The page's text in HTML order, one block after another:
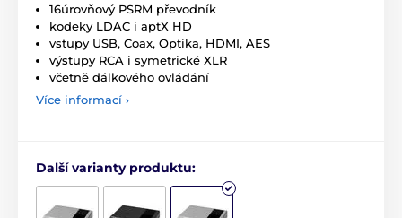
16úrovňový PSRM převodník
kodeky LDAC i aptX HD
vstupy USB, Coax, Optika, HDMI, AES
výstupy RCA i symetrické XLR
včetně dálkového ovládání
Více informací ›
Další varianty produktu: